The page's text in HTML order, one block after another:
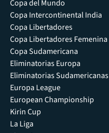
Copa del Mundo
Copa Intercontinental India
Copa Libertadores
Copa Libertadores Femenina
Copa Sudamericana
Eliminatorias Europa
Eliminatorias Sudamericanas
Europa League
European Championship
Kirin Cup
La Liga